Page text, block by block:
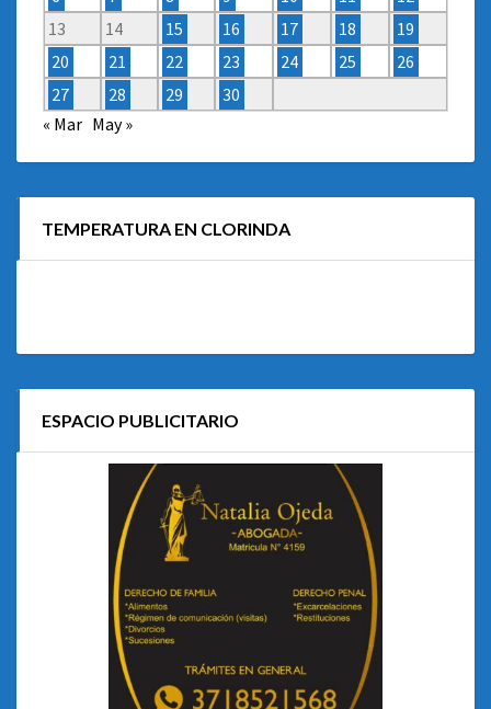
13
14 15 16 17 18
19
20
21 22 23 24 25
26
27
28 29
30
« Mar May »
TEMPERATURA EN CLORINDA
ESPACIO PUBLICITARIO